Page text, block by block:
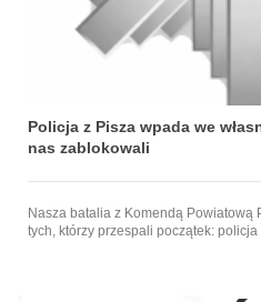
Policja z Pisza wpada we
nas zablokowali
Nasza batalia z Komendą
tych, którzy przespali początek: